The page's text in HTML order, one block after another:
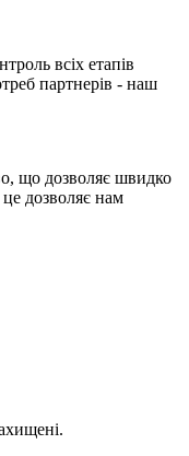
всіх етапів
партнерів - наш
що дозволяє швидко
дозволяє нам